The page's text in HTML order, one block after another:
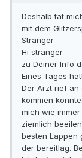
Deshalb tät
mit dem
Stranger
Hi stranger
zu Deiner Info
Eines Tages
Der Arzt rief
kommen
mich wie
ziemlich
besten Lappen
der bereitlag.